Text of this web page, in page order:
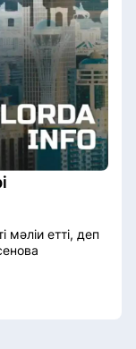
мәліи етті, деп